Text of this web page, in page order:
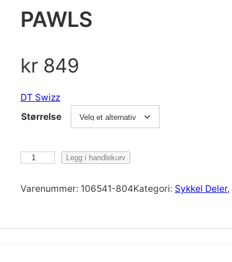
PAWLS
kr 849
DT Swizz
Størrelse
S
z
z
Legg i handlekurv
Varenummer: 106541-804Kategori: Sykkel Deler,